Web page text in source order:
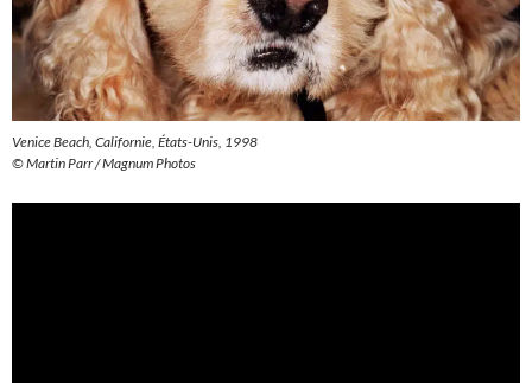
Venice Beach, Californie, États-Unis , 1998
© Martin Parr / Magnum Photos